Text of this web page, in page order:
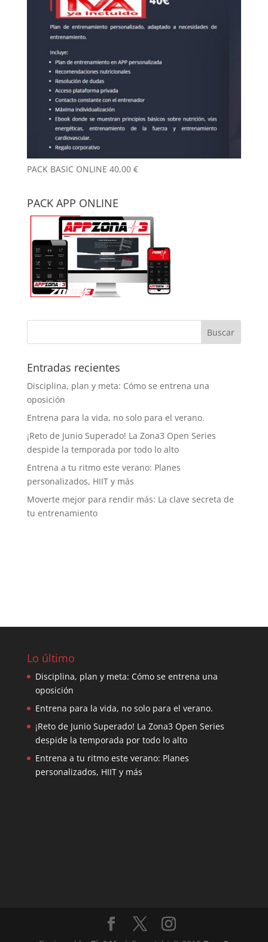
PACK BASIC ONLINE 40,00 €
PACK APP ONLINE
Entradas recientes
Disciplina, plan y meta: Cómo se entrena una
oposición
Entrena para la vida, no solo para el verano.
¡Reto de Junio Superado! La Zona3 Open Series
despide la temporada por todo lo alto
Entrena a tu ritmo este verano: Planes
personalizados, HIIT y más
Moverte mejor para rendir más: La clave secreta de
tu entrenamiento
Lo último
Disciplina, plan y meta: Cómo se entrena una
oposición
Entrena para la vida, no solo para el verano.
¡Reto de Junio Superado! La Zona3 Open Series
despide la temporada por todo lo alto
Entrena a tu ritmo este verano: Planes
personalizados, HIIT y más